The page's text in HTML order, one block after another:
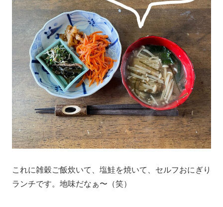
これに雑穀ご飯炊いて、塩鮭を焼いて、セルフおにぎり
ランチです。地味だなぁ〜（笑）